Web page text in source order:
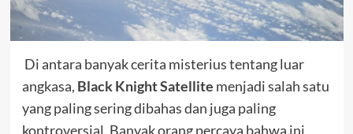
Di antara banyak cerita misterius tentang luar
angkasa, Black Knight Satellite menjadi salah satu
yang paling sering dibahas dan juga paling
kontroversial. Banyak orang percaya bahwa ini